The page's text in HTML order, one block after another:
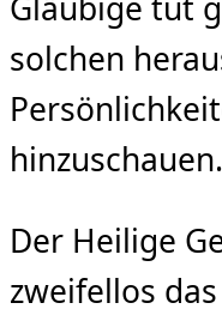
solchen
hinzuschauen.
Der Heilige
zweifellos